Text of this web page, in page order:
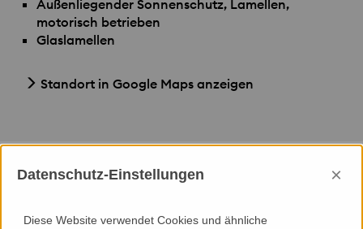
Außenliegender Sonnenschutz, Lamellen,
motorisch betrieben
Glaslamellen
Standort in Google Maps anzeigen
Datenschutz-Einstellungen ×
Diese Website verwendet Cookies und ähnliche